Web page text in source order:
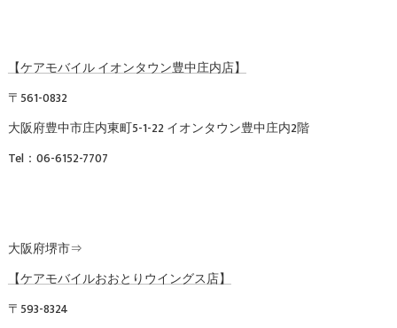
【ケアモバイル イオンタウン豊中庄内店】
〒561-0832
大阪府豊中市庄内東町5-1-22 イオンタウン豊中庄内2階
Tel：06-6152-7707
大阪府堺市⇒
【ケアモバイルおおとりウイングス店】
〒593-8324